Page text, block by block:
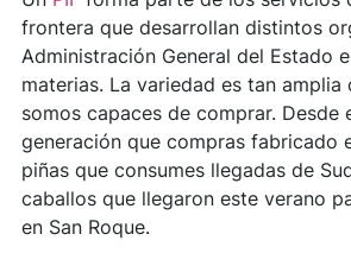
frontera que desarrollan distintos
Administración General del Estado
materias. La variedad es tan amplia
somos capaces de comprar. Desde
generación que compras fabricado
piñas que consumes llegadas de
caballos que llegaron este verano
en San Roque.